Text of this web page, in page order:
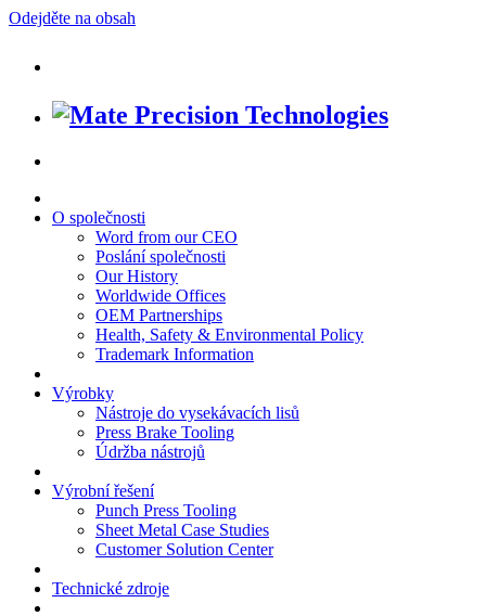
Odejděte na obsah
O společnosti
Word from our CEO
Poslání společnosti
Our History
Worldwide Offices
OEM Partnerships
Health, Safety & Environmental Policy
Trademark Information
Výrobky
Nástroje do vysekávacích lisů
Press Brake Tooling
Údržba nástrojů
Výrobní řešení
Punch Press Tooling
Sheet Metal Case Studies
Customer Solution Center
Technické zdroje